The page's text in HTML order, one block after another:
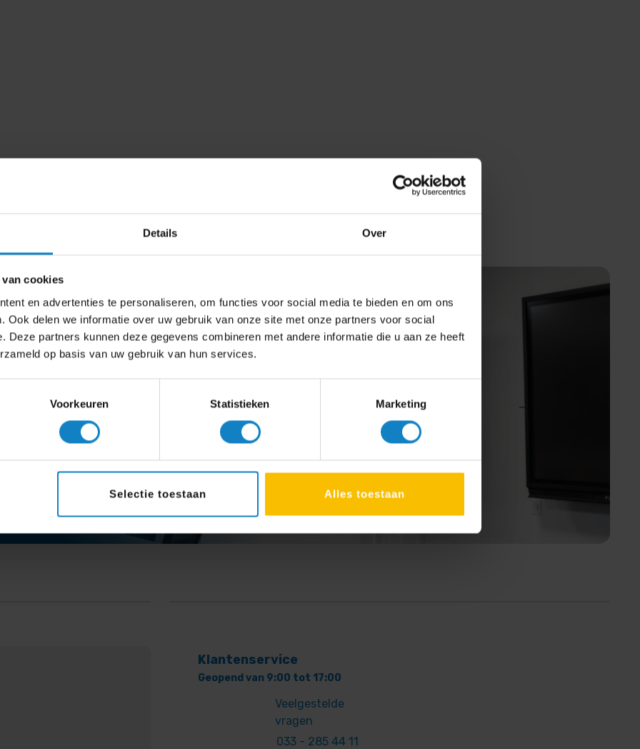
Details Over
van cookies
en advertenties te personaliseren, om functies voor social media te bieden en om ons
Ook delen we informatie over uw gebruik van onze site met onze partners voor social
Deze partners kunnen deze gegevens combineren met andere informatie die u aan ze heeft
op basis van uw gebruik van hun services.
Voorkeuren Statistieken Marketing
Selectie toestaan Alles toestaan
van Yealink
Connect
toegang
uit te voeren
Klantenservice
Geopend van 9:00 tot 17:00
Veelgestelde
vragen
033 - 285 44 11